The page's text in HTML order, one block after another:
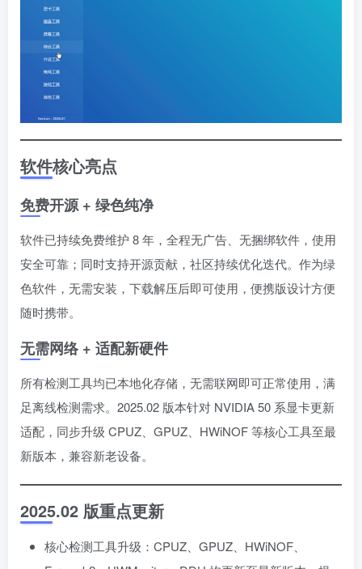
软件核心亮点
免费开源 + 绿色纯净
软件已持续免费维护 8 年，全程无广告、无捆绑软件，使用
安全可靠；同时支持开源贡献，社区持续优化迭代。作为绿
色软件，无需安装，下载解压后即可使用，便携版设计方便
随时携带。
无需网络 + 适配新硬件
所有检测工具均已本地化存储，无需联网即可正常使用，满
足离线检测需求。2025.02 版本针对 NVIDIA 50 系显卡更新
适配，同步升级 CPUZ、GPUZ、HWiNOF 等核心工具至最
新版本，兼容新老设备。
2025.02 版重点更新
核心检测工具升级：CPUZ、GPUZ、HWiNOF、